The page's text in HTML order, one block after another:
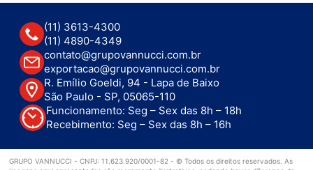
(11) 3613-4300
(11) 4890-4349
contato@grupovannucci.com.br
exportacao@grupovannucci.com.br
R. Emílio Goeldi, 94 - Lapa de Baixo
São Paulo - SP, 05065-110
Funcionamento: Seg – Sex das 8h – 18h
Recebimento: Seg – Sex das 8h – 16h
GRUPO VANNUCCI - CNPJ: 11.623.920/0001-82 - © Todos os direitos reservados. As